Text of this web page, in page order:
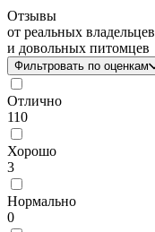
Отзывы
от реальных владельцев
и довольных питомцев
Фильтровать по оценкам
Отлично
110
Хорошо
3
Нормально
0